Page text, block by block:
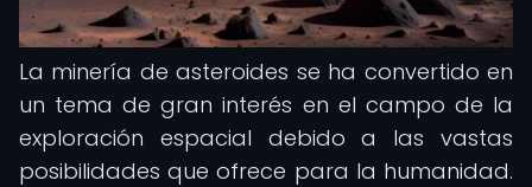
La minería de asteroides se ha convertido en
un tema de gran interés en el campo de la
exploración espacial debido a las vastas
posibilidades que ofrece para la humanidad.